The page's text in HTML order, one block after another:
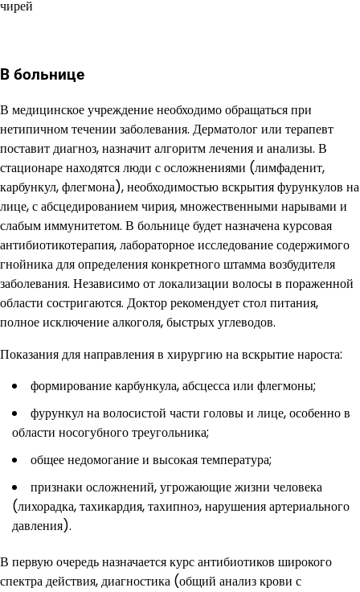
В больнице
В медицинское учреждение необходимо обращаться при
нетипичном течении заболевания. Дерматолог или терапевт
поставит диагноз, назначит алгоритм лечения и анализы. В
стационаре находятся люди с осложнениями (лимфаденит,
карбункул, флегмона), необходимостью вскрытия фурункулов на
лице, с абсцедированием чирия, множественными нарывами и
слабым иммунитетом. В больнице будет назначена курсовая
антибиотикотерапия, лабораторное исследование содержимого
гнойника для определения конкретного штамма возбудителя
заболевания. Независимо от локализации волосы в пораженной
области состригаются. Доктор рекомендует стол питания,
полное исключение алкоголя, быстрых углеводов.
Показания для направления в хирургию на вскрытие нароста:
формирование карбункула, абсцесса или флегмоны;
фурункул на волосистой части головы и лице, особенно в
области носогубного треугольника;
общее недомогание и высокая температура;
признаки осложнений, угрожающие жизни человека
(лихорадка, тахикардия, тахипноэ, нарушения артериального
давления).
В первую очередь назначается курс антибиотиков широкого
спектра действия, диагностика (общий анализ крови с